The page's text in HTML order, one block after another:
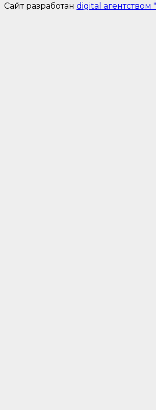
Сайт разработан digital агентством